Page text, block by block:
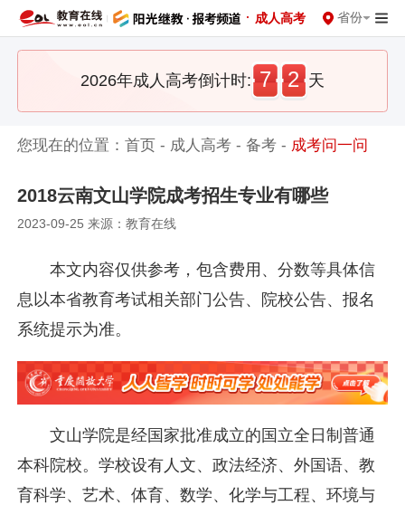
· 成人高考 省份
2026年成人高考倒计时: 7 2 天
您现在的位置：首页 - 成人高考 -备考 - 成考问一问
2018云南文山学院成考招生专业有哪些
2023-09-25 来源：教育在线
本文内容仅供参考，包含费用、分数等具体信
息以本省教育考试相关部门公告、院校公告、报名
系统提示为准。
文山学院是经国家批准成立的国立全日制普通
本科院校。学校设有人文、政法经济、外国语、教
育科学、艺术、体育、数学、化学与工程、环境与